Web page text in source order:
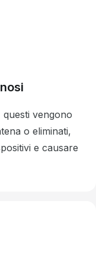
vengono
o eliminati,
e causare